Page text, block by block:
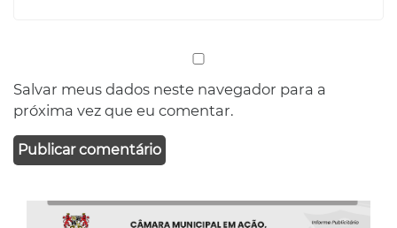
Salvar meus dados neste navegador para a
próxima vez que eu comentar.